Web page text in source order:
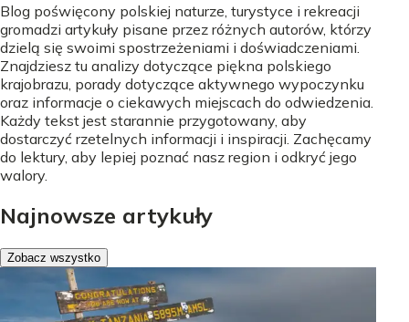
Blog poświęcony polskiej naturze, turystyce i rekreacji
gromadzi artykuły pisane przez różnych autorów, którzy
dzielą się swoimi spostrzeżeniami i doświadczeniami.
Znajdziesz tu analizy dotyczące piękna polskiego
krajobrazu, porady dotyczące aktywnego wypoczynku
oraz informacje o ciekawych miejscach do odwiedzenia.
Każdy tekst jest starannie przygotowany, aby
dostarczyć rzetelnych informacji i inspiracji. Zachęcamy
do lektury, aby lepiej poznać nasz region i odkryć jego
walory.
Najnowsze artykuły
Zobacz wszystko